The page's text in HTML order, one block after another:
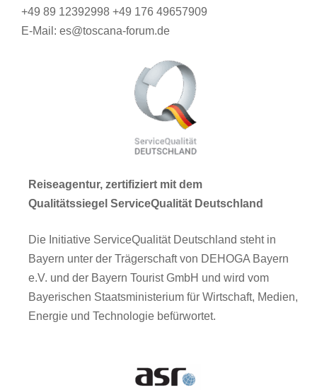
+49 89 12392998 +49 176 49657909
E-Mail: es@toscana-forum.de
Reiseagentur, zertifiziert mit dem
Qualitätssiegel ServiceQualität Deutschland
Die Initiative ServiceQualität Deutschland steht in
Bayern unter der Trägerschaft von DEHOGA Bayern
e.V. und der Bayern Tourist GmbH und wird vom
Bayerischen Staatsministerium für Wirtschaft, Medien,
Energie und Technologie befürwortet.